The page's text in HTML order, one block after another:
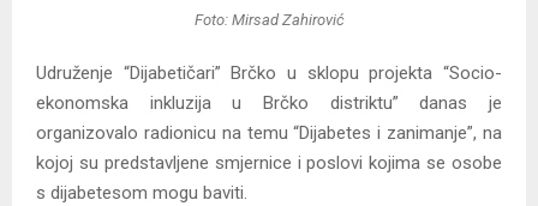
Foto: Mirsad Zahirović
Udruženje “Dijabetičari” Brčko u sklopu projekta “Socio-
ekonomska inkluzija u Brčko distriktu” danas je
organizovalo radionicu na temu “Dijabetes i zanimanje”, na
kojoj su predstavljene smjernice i poslovi kojima se osobe
s dijabetesom mogu baviti.